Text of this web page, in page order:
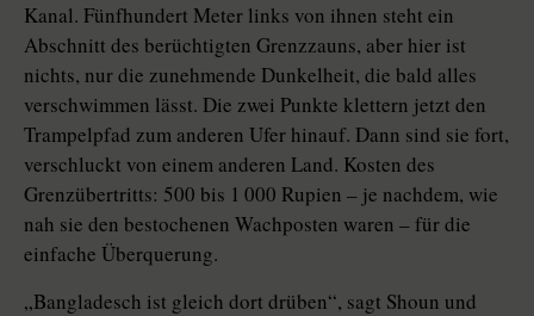
Kanal. Fünfhundert Meter links von ihnen steht ein
Abschnitt des berüchtigten Grenzzauns, aber hier ist
nichts, nur die zunehmende Dunkelheit, die bald alles
verschwimmen lässt. Die zwei Punkte klettern jetzt den
Trampelpfad zum anderen Ufer hinauf. Dann sind sie fort,
verschluckt von einem anderen Land. Kosten des
Grenzübertritts: 500 bis 1 000 Rupien – je nachdem, wie
nah sie den bestochenen Wachposten waren – für die
einfache Überquerung.
„Bangladesch ist gleich dort drüben“, sagt Shoun und